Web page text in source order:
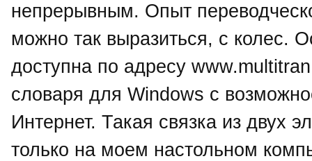
непрерывным. Опыт
можно так выразиться, с колес.
доступна по адресу
словаря для Windows с
Интернет. Такая связка из двух
только на моем настольном